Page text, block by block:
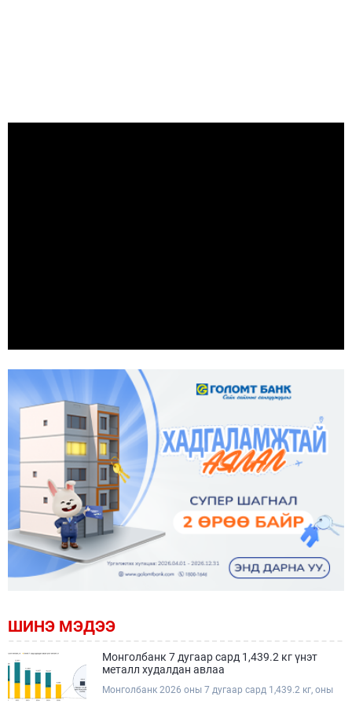
ШИНЭ МЭДЭЭ
Монголбанк 7 дугаар сард 1,439.2 кг үнэт
металл худалдан авлаа
Монголбанк 2026 оны 7 дугаар сард 1,439.2 кг, оны